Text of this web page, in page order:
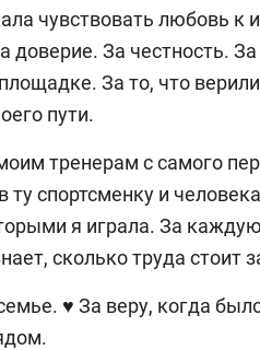
чувствовать любовь к
доверие. За честность.
За то, что
пути.
тренерам с самого
ту спортсменку и
я играла. За
сколько труда
♥️ За веру, когда